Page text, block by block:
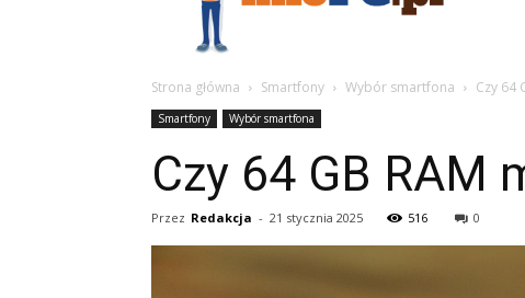
Strona główna Smartfony Wybór smartfona Czy 64
Smartfony Wybór smartfona
Czy 64 GB RAM
Przez Redakcja - 21 stycznia 2025 516 0